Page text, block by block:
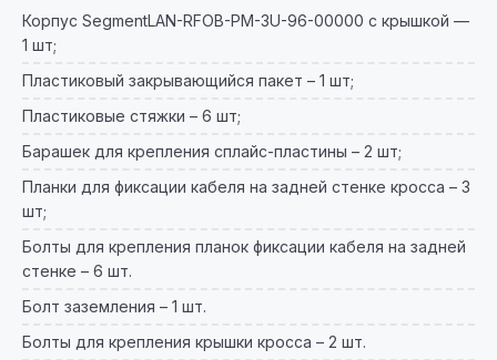
Корпус SegmentLAN-RFOB-PM-3U-96-00000 с крышкой —
1 шт;
Пластиковый закрывающийся пакет – 1 шт;
Пластиковые стяжки – 6 шт;
Барашек для крепления сплайс-пластины – 2 шт;
Планки для фиксации кабеля на задней стенке кросса – 3
шт;
Болты для крепления планок фиксации кабеля на задней
стенке – 6 шт.
Болт заземления – 1 шт.
Болты для крепления крышки кросса – 2 шт.